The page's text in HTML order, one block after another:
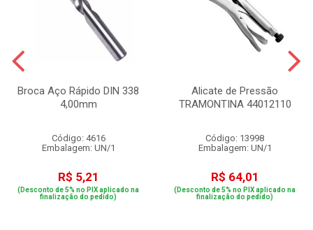
Broca Aço Rápido DIN 338
4,00mm
Código: 4616
Embalagem: UN/1
R$ 5,21
(Desconto de 5% no PIX aplicado na
finalização do pedido)
Alicate de Pressão
TRAMONTINA 44012110
Código: 13998
Embalagem: UN/1
R$ 64,01
(Desconto de 5% no PIX aplicado na
finalização do pedido)